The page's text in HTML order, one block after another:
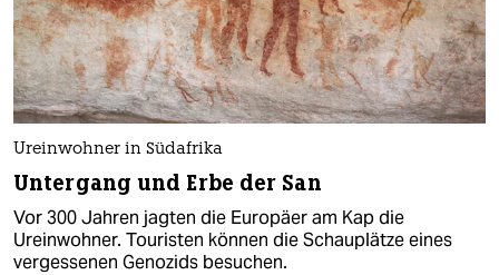
Ureinwohner in Südafrika
Untergang und Erbe der San
Vor 300 Jahren jagten die Europäer am Kap die
Ureinwohner. Touristen können die Schauplätze eines
vergessenen Genozids besuchen.